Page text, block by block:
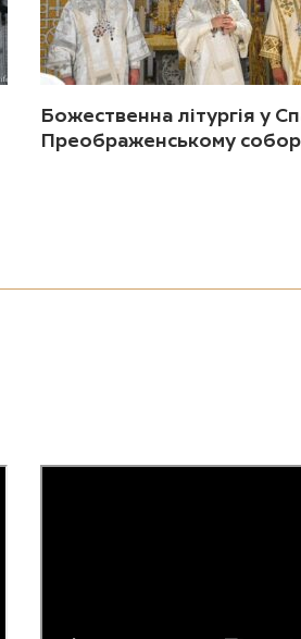
Божественна літургія у
Преображенському